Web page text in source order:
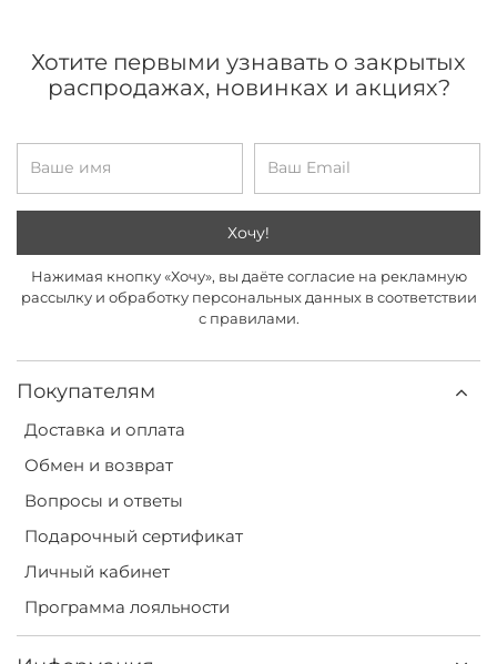
Покупателям
Доставка и оплата
Обмен и возврат
Вопросы и ответы
Подарочный сертификат
Личный кабинет
Программа лояльности
Хотите первыми узнавать о закрытых
распродажах, новинках и акциях?
Хочу!
Нажимая кнопку «Хочу», вы даёте согласие на рекламную
рассылку и обработку персональных данных в соответствии
с правилами.